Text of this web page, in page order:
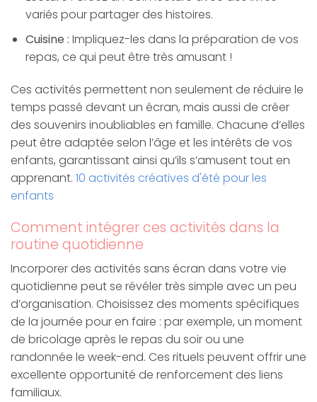
variés pour partager des histoires.
Cuisine : Impliquez-les dans la préparation de vos
repas, ce qui peut être très amusant !
Ces activités permettent non seulement de réduire le
temps passé devant un écran, mais aussi de créer
des souvenirs inoubliables en famille. Chacune d’elles
peut être adaptée selon l’âge et les intérêts de vos
enfants, garantissant ainsi qu’ils s’amusent tout en
apprenant. 10 activités créatives d'été pour les
enfants
Comment intégrer ces activités dans la
routine quotidienne
Incorporer des activités sans écran dans votre vie
quotidienne peut se révéler très simple avec un peu
d’organisation. Choisissez des moments spécifiques
de la journée pour en faire : par exemple, un moment
de bricolage après le repas du soir ou une
randonnée le week-end. Ces rituels peuvent offrir une
excellente opportunité de renforcement des liens
familiaux.